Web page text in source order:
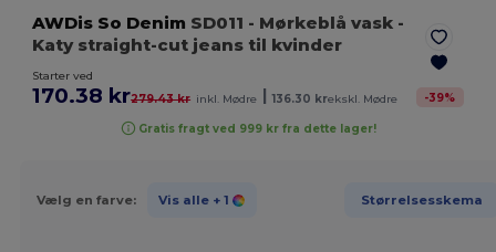
AWDis So Denim SD011 - Mørkeblå vask -
Katy straight-cut jeans til kvinder
Starter ved
170.38 kr279.43 kr inkl. Mødre 136.30 krekskl. Mødre -39%
Gratis fragt ved 999 kr fra dette lager!
Vælg en farve: Vis alle + 1 Størrelsesskema